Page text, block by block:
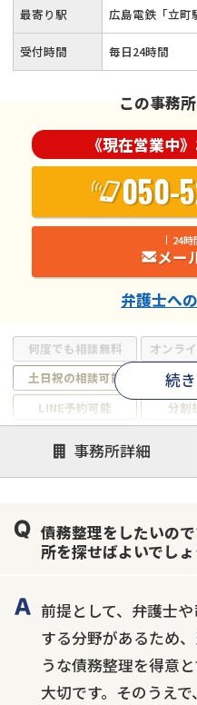
何度でも相談無料 オンラ
土日祝の相談可能
19時
LINE予約可能
分割
個人再生
時
会社破産・法人破産
住
続
最寄り駅 広島電鉄「立町
受付時間 毎日24時間
この事務
《現在営業中
050-
24時
メー
弁護士へ
事務所詳細
債務整理をしたいの
所を探せばよいでし
前提として、弁護士
する分野があるため
うな債務整理を得意
大切です。そのうえ